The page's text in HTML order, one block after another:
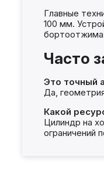
Главные
100 мм.
Часто
Это точный
Да,
Какой
Цилиндр на
ограничений